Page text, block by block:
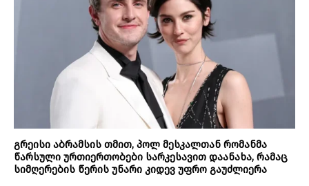
გრეისი აბრამსის თმით, პოლ მესკალთან რომანმა
წარსული ურთიერთობები სარკესავით დაანახა, რამაც
სიმღერების წერის უნარი კიდევ უფრო გაუძლიერა